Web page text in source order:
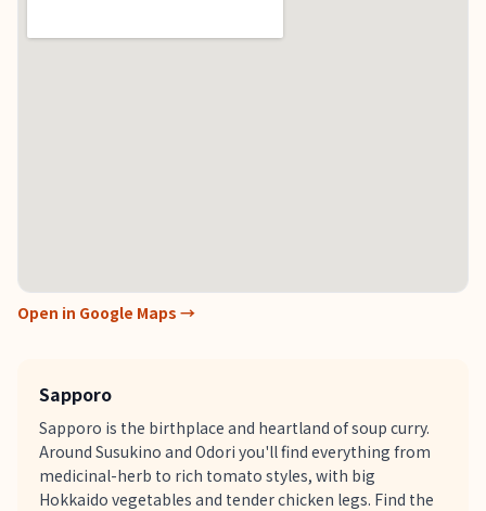
Open in Google Maps →
Sapporo
Sapporo is the birthplace and heartland of soup curry.
Around Susukino and Odori you'll find everything from
medicinal-herb to rich tomato styles, with big
Hokkaido vegetables and tender chicken legs. Find the